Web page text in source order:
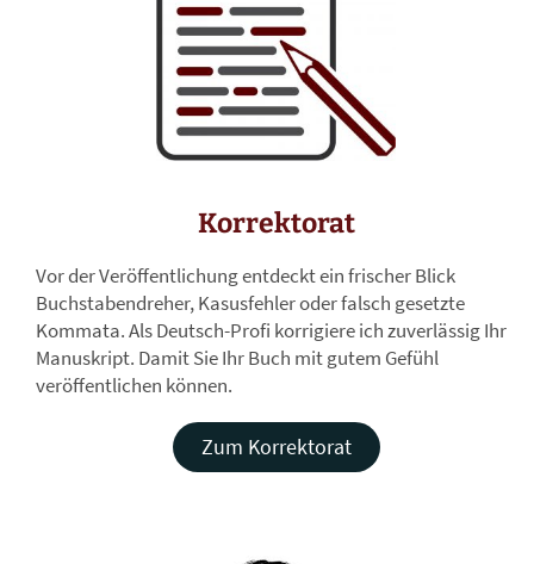
Korrektorat
Vor der Veröffentlichung entdeckt ein frischer Blick
Buchstabendreher, Kasusfehler oder falsch gesetzte
Kommata. Als Deutsch-Profi korrigiere ich zuverlässig Ihr
Manuskript. Damit Sie Ihr Buch mit gutem Gefühl
veröffentlichen können.
Zum Korrektorat